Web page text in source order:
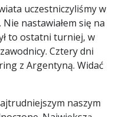
uczestniczyliśmy w
nastawiałem się na
to ostatni turniej, w
Cztery dni
z Argentyną. Widać
naszym